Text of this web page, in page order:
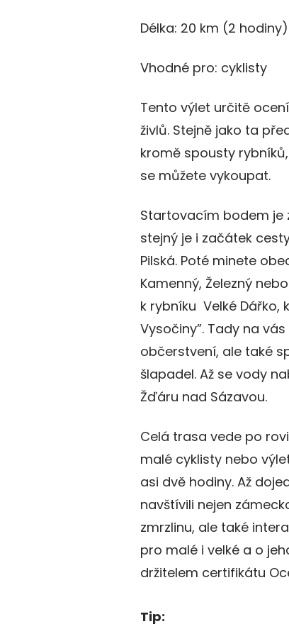
Délka: 20 km (2 hodiny)
Vhodné pro: cyklisty
Tento výlet určitě
živlů. Stejně jako ta
kromě spousty
se můžete vykoupat.
Startovacím bodem je
stejný je i začátek
Pilská. Poté minete
Kamenný, Železný
k rybníku Velké Dářko,
Vysočiny”. Tady na
občerstvení, ale také
šlapadel. Až se vody
Žďáru nad Sázavou.
Celá trasa vede po
malé cyklisty nebo
asi dvě hodiny. Až
navštívili nejen
zmrzlinu, ale také
pro malé i velké a o
držitelem certifikátu
Tip: